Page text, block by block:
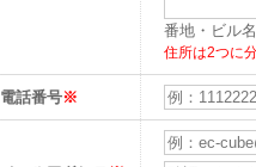
番地・ビル
住所は2つに
電話番号※